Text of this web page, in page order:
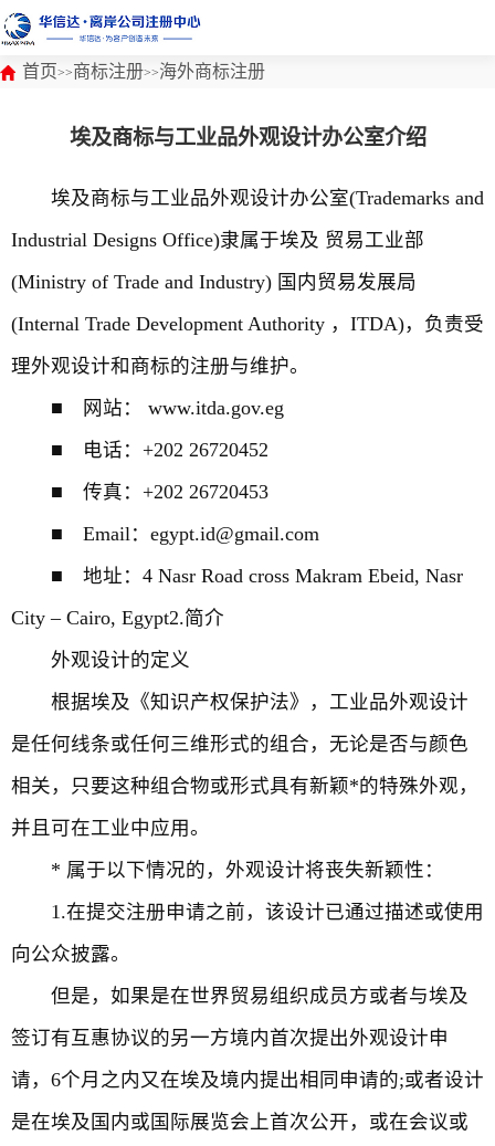
首页>>商标注册>>海外商标注册
埃及商标与工业品外观设计办公室介绍
埃及商标与工业品外观设计办公室(Trademarks and
Industrial Designs Office)隶属于埃及 贸易工业部
(Ministry of Trade and Industry) 国内贸易发展局
(Internal Trade Development Authority ，ITDA)，负责受
理外观设计和商标的注册与维护。
■ 网站： www.itda.gov.eg
■ 电话：+202 26720452
■ 传真：+202 26720453
■ Email：egypt.id@gmail.com
■ 地址：4 Nasr Road cross Makram Ebeid, Nasr
City – Cairo, Egypt2.简介
外观设计的定义
根据埃及《知识产权保护法》，工业品外观设计
是任何线条或任何三维形式的组合，无论是否与颜色
相关，只要这种组合物或形式具有新颖*的特殊外观，
并且可在工业中应用。
* 属于以下情况的，外观设计将丧失新颖性：
1.在提交注册申请之前，该设计已通过描述或使用
向公众披露。
但是，如果是在世界贸易组织成员方或者与埃及
签订有互惠协议的另一方境内首次提出外观设计申
请，6个月之内又在埃及境内提出相同申请的;或者设计
是在埃及国内或国际展览会上首次公开，或在会议或